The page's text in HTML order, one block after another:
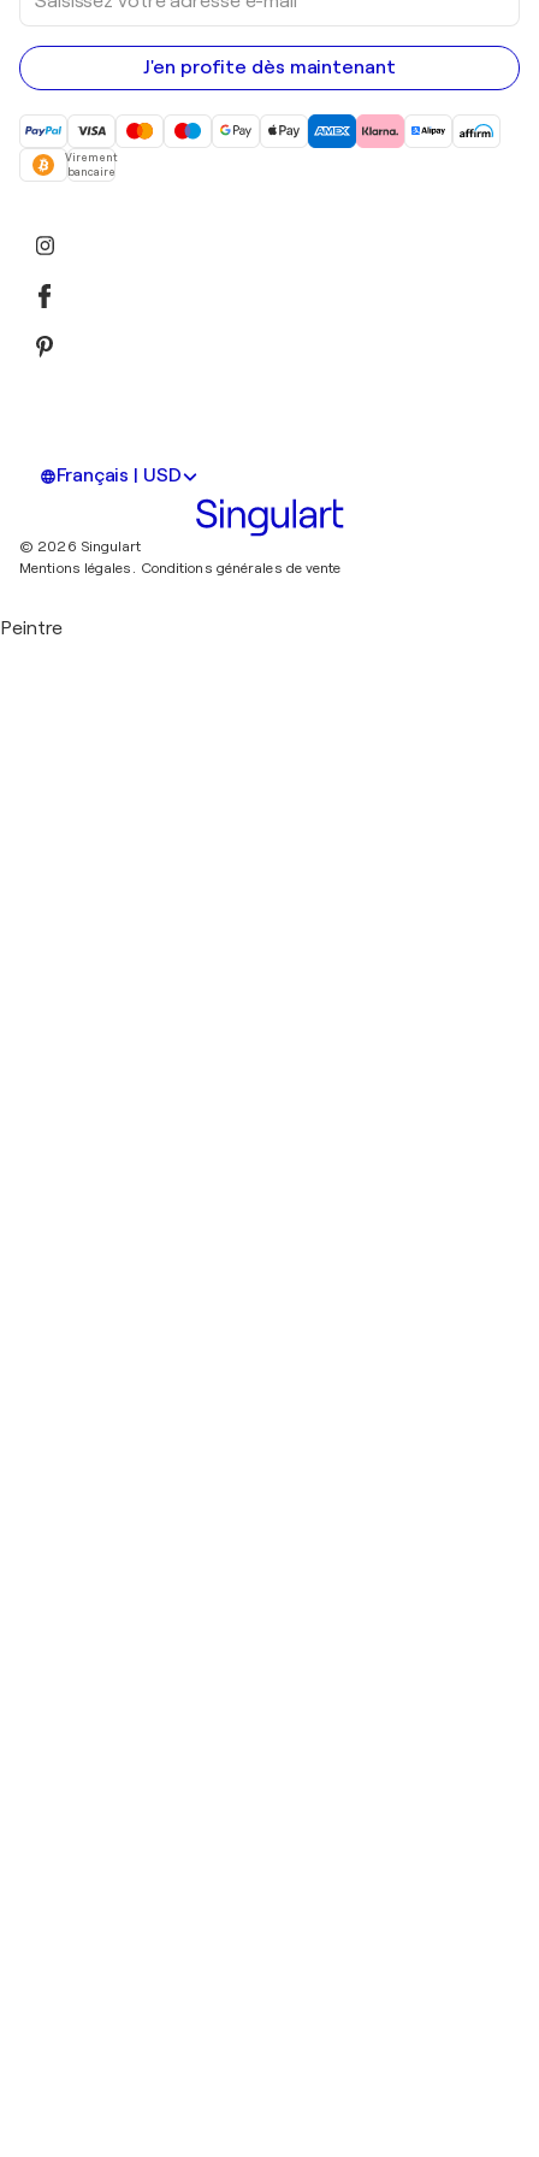
votre
adresse
e-
mail
J'en profite dès maintenant
Virement
bancaire
Français | USD
© 2026 Singulart
Mentions légales. Conditions générales de vente
Peintre